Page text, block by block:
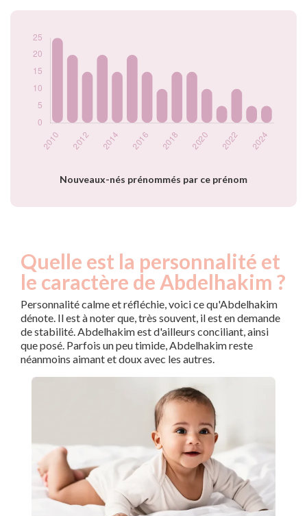
Nouveaux-nés prénommés par ce prénom
Popularité du
2019
15
2020
2021
2022
Quelle est la personnalité et
le caractère de Abdelhakim ?
Personnalité calme et réfléchie, voici ce qu'Abdelhakim
dénote. Il est à noter que, très souvent, il est en demande
de stabilité. Abdelhakim est d'ailleurs conciliant, ainsi
que posé. Parfois un peu timide, Abdelhakim reste
néanmoins aimant et doux avec les autres.